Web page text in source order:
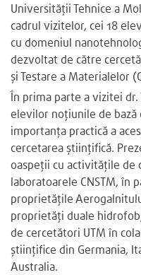
Universității Tehnice a
cadrul vizitelor, cei 18
cu domeniul
dezvoltat de către
și Testare a Materialelor
În prima parte a vizitei
elevilor noțiunile de
importanța practică a
cercetarea științifică.
oaspeții cu activitățile de
laboratoarele CNSTM, în
proprietățile
proprietăți duale
de cercetători UTM în
științifice din Germania,
Australia.